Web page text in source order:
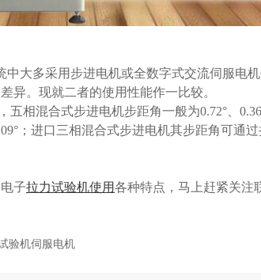
大多采用步进电机或全数字式交流伺服电
异。现就二者的使用性能作一比较。
五相混合式步进电机步距角一般为0.72°、
；进口三相混合式步进电机其步距角可通过
子拉力试验机使用各种特点，马上赶紧关注
验机伺服电机